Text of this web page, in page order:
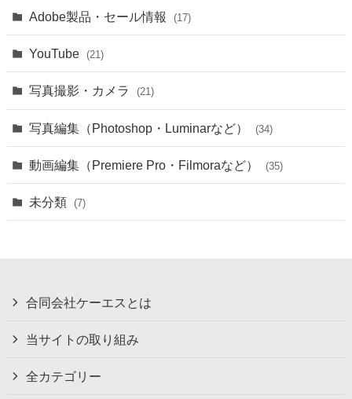
Adobe製品・セール情報 (17)
YouTube (21)
写真撮影・カメラ (21)
写真編集（Photoshop・Luminarなど） (34)
動画編集（Premiere Pro・Filmoraなど） (35)
未分類 (7)
合同会社ケーエスとは
当サイトの取り組み
全カテゴリー